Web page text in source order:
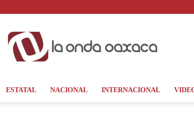
La
ESTATAL NACIONAL INTERNACIONAL